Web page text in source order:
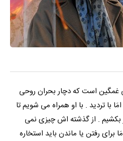
غمگین است که دچار بحران روحی
با تردید . با او همراه می شویم تا
بکشیم . از گذشته اش چیزی نمی
برای رفتن یا ماندن باید استخاره